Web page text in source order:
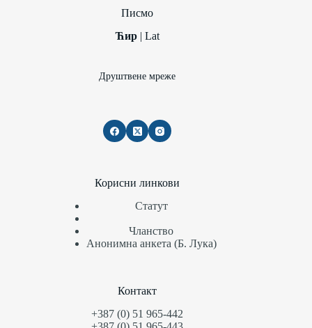
Писмо
Ћир| Lat
Друштвене мреже
Корисни линкови
Статут
Чланство
Анонимна анкета (Б. Лука)
Контакт
+387 (0) 51 965-442